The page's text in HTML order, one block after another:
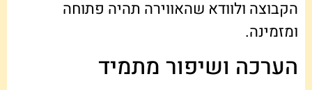
הקבוצה ולוודא שהאווירה תהיה פתוחה
ומזמינה.
הערכה ושיפור מתמיד